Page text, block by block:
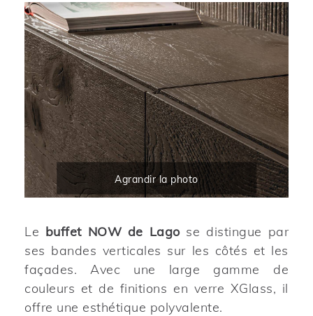
Agrandir la photo
Le buffet NOW de Lagose distingue par
ses bandes verticales sur les côtés et les
façades. Avec une large gamme de
couleurs et de finitions en verre XGlass, il
offre une esthétique polyvalente.